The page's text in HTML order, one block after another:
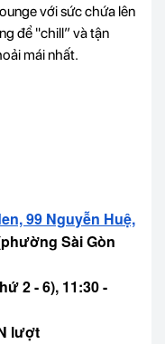
với sức chứa lên
để "chill” và tận
mái nhất.
99 Nguyễn Huệ,
Sài Gòn
2 - 6), 11:30 -
lượt